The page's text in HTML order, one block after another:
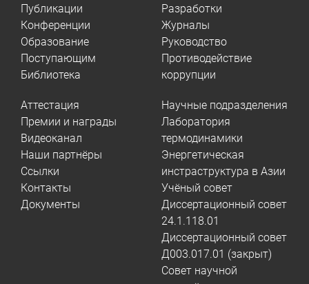
Публикации
Конференции
Образование
Поступающим
Библиотека
Разработки
Журналы
Руководство
Противодействие
коррупции
Аттестация
Премии и награды
Видеоканал
Наши партнёры
Ссылки
Контакты
Документы
Научные подразделения
Лаборатория
термодинамики
Энергетическая
инстраструктура в Азии
Учёный совет
Диссертационный совет
24.1.118.01
Диссертационный совет
Д003.017.01 (закрыт)
Совет научной